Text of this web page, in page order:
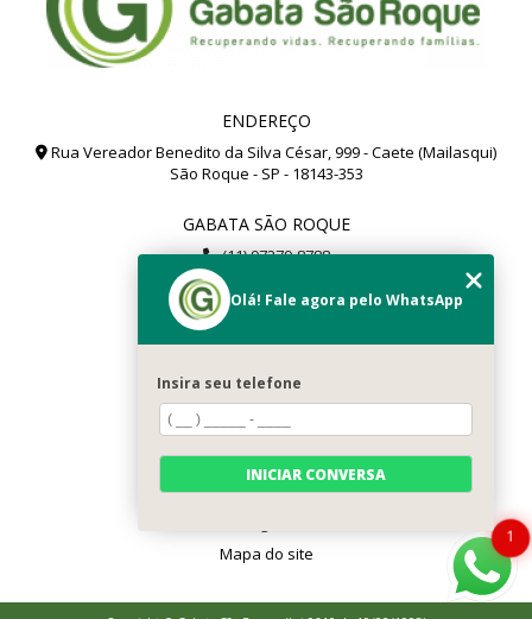
ENDEREÇO
Rua Vereador Benedito da Silva César, 999 - Caete (Mailasqui)
São Roque - SP - 18143-353
GABATA SÃO ROQUE
(11) 97279-8788
(11) 99112-8504
gabata@gabata.com.br
Home
Sobré Nós
Serviços
Contato
Mapa do site
1
Olá! Fale agora pelo WhatsApp
Insira seu telefone
INICIAR CONVERSA